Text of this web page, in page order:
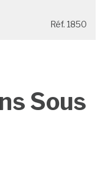
Réf. 1850
Sous